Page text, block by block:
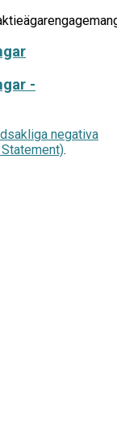
-
negativa
.